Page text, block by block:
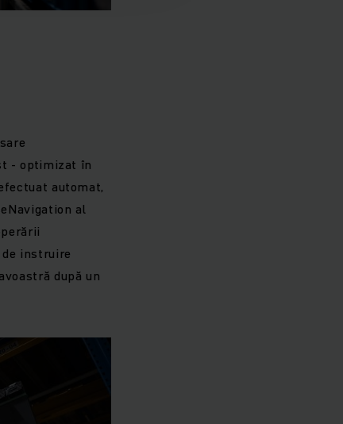
- optimizat în
automat,
al
instruire
după un